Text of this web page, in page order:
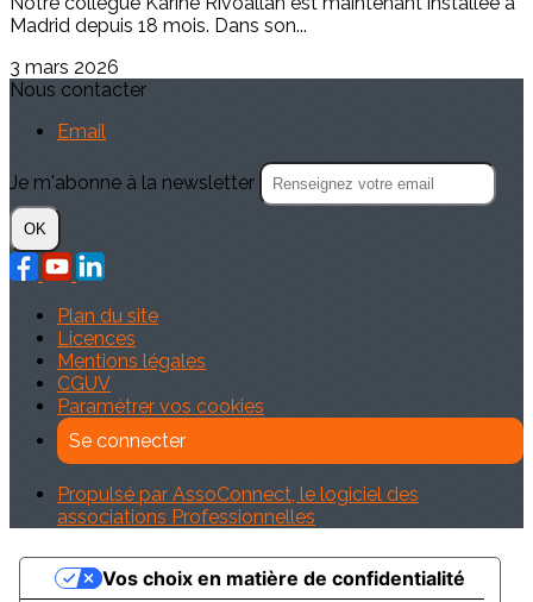
Madrid depuis 18 mois. Dans son...
3 mars 2026
Nous contacter
Email
Je m'abonne à la newsletter
OK
Plan du site
Licences
Mentions légales
CGUV
Paramétrer vos cookies
Se connecter
Propulsé par AssoConnect, le logiciel des
associations Professionnelles
Vos choix en matière de confidentialité